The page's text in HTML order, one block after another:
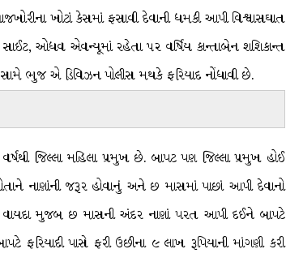
ખોટાં કેસમાં ફસાવી દેવાની ધમકી આપી વિશ્વાસઘાત
સાઈટ, ઓધવ એવન્યૂમાં રહેતા ૫૨ વર્ષિય કાન્તાબેન શશિકાન્ત
ભુજ એ ડિવિઝન પોલીસ મથકે ફરિયાદ નોંધાવી છે.
જિલ્લા મહિલા પ્રમુખ છે. બાપટ પણ જિલ્લા પ્રમુખ હોઈ
નાણાંની જરૂર હોવાનું અને છ માસમાં પાછાં આપી દેવાનો
વાયદા મુજબ છ માસની અંદર નાણાં પરત આપી દઈને બાપટે
ફરિયાદી પાસે ફરી ઉછીના ૯ લાખ રૂપિયાની માંગણી કરી